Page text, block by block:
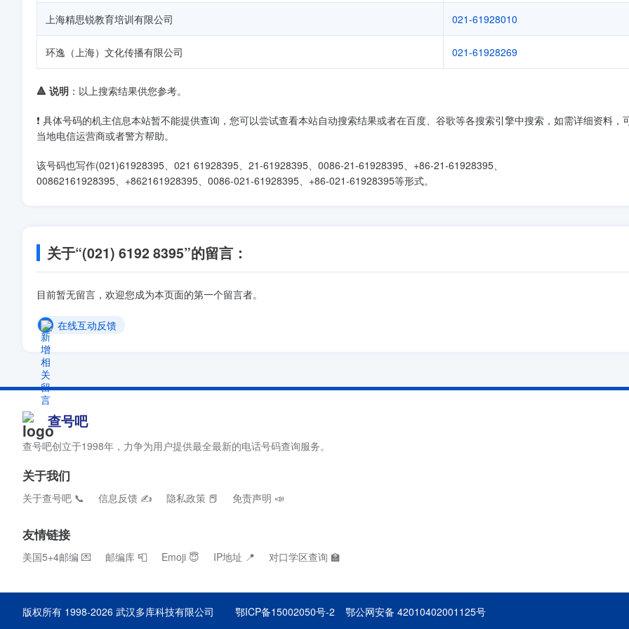
上海精思锐教育培训有限公司 021-61928010
环逸（上海）文化传播有限公司 021-61928269
🔺 说明 ：以上搜索结果供您参考。
❗ 具体号码的机主信息本站暂不能提供查询，您可以尝试查看本站自动搜索结果或者在百度、谷歌等各搜索引擎中搜索，如需详细资料，
当地电信运营商或者警方帮助。
该号码也写作(021)61928395、021 61928395、21-61928395、0086-21-61928395、+86-21-61928395、
00862161928395、+862161928395、0086-021-61928395、+86-021-61928395等形式。
关于“(021) 6192 8395”的留言：
目前暂无留言，欢迎您成为本页面的第一个留言者。
在线互动反馈
查号吧
查号吧创立于1998年，力争为用户提供最全最新的电话号码查询服务。
关于我们
关于查号吧 📞 信息反馈 ✍ 隐私政策 📕 免责声明 📣
友情链接
美国5+4邮编 💌 邮编库 📮 Emoji 😇 IP地址 📍 对口学区查询 🏫
版权所有 1998-2026 武汉多库科技有限公司 鄂ICP备15002050号-2 鄂公网安备 42010402001125号